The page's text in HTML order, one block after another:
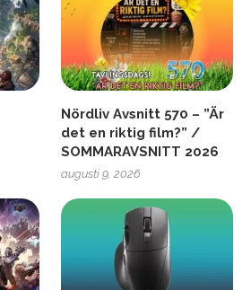
Nördliv Avsnitt 570 – ”Är
det en riktig film?” /
SOMMARAVSNITT 2026
augusti 9, 2026